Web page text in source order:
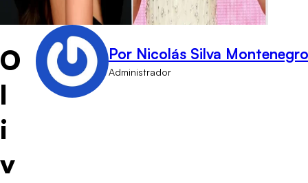
O
l
i
v
Por Nicolás Silva
Administrador